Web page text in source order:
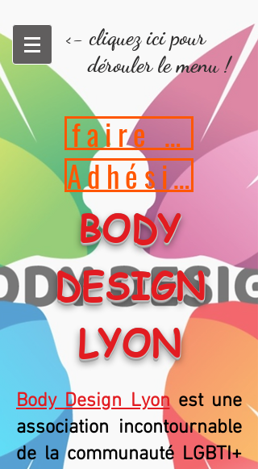
<- cliquez ici pour
dérouler le menu !
faire un don
Adhésion
BODY
DESIGN
LYON
Body Design Lyonest une
association incontournable
de la communauté LGBTI+